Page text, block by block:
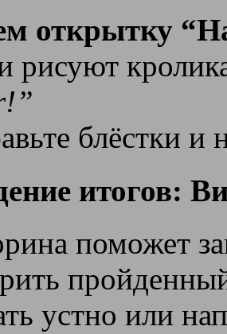
открытку
рисуют
блёстки и
итогов:
поможет
устно или